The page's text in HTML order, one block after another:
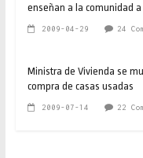
enseñan a la comunidad
2009-04-29 24
Ministra de Vivienda se
compra de casas usadas
2009-07-14 22